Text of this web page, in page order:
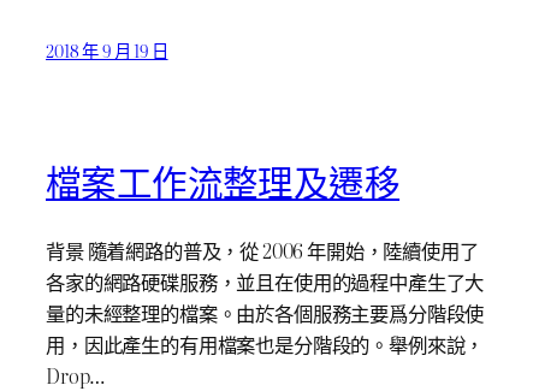
2018 年 9 月 19 日
檔案工作流整理及遷移
背景 隨着網路的普及，從 2006 年開始，陸續使用了
各家的網路硬碟服務，並且在使用的過程中產生了大
量的未經整理的檔案。由於各個服務主要爲分階段使
用，因此產生的有用檔案也是分階段的。舉例來說，
Drop…